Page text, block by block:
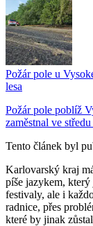
Požár pole u
lesa
Požár pole poblíž
zaměstnal ve
Tento článek byl
Karlovarský kraj
píše jazykem,
festivaly, ale i
radnice, přes
které by jinak